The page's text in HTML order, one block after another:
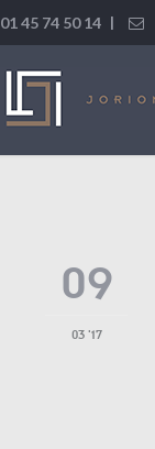
01 45 74 50 14 |
09
03 '17